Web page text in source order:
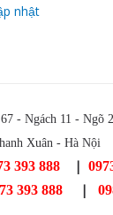
nhật
67 - Ngách 11 - Ngõ
Xuân - Hà Nội
393 888 |
393 888 |